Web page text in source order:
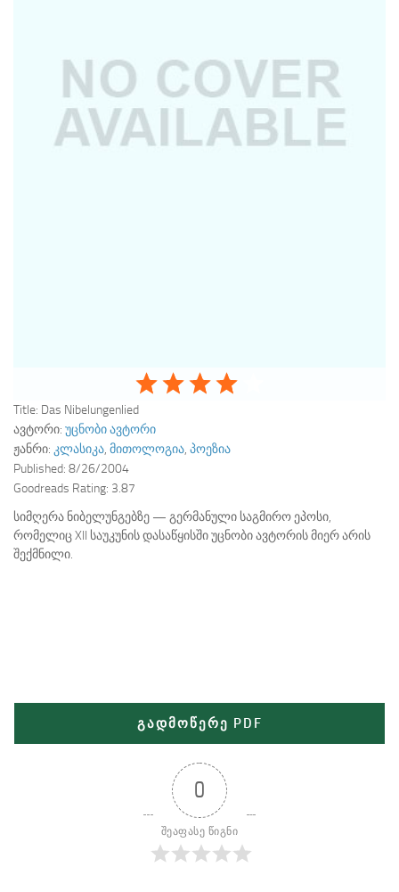
Title: Das Nibelungenlied
ავტორი: უცნობი ავტორი
ჟანრი: კლასიკა, მითოლოგია, პოეზია
Published: 8/26/2004
Goodreads Rating: 3.87
სიმღერა ნიბელუნგებზე — გერმანული საგმირო ეპოსი,
რომელიც XII საუკუნის დასაწყისში უცნობი ავტორის მიერ არის
შექმნილი.
გადმოწერე PDF
0
შეაფასე წიგნი